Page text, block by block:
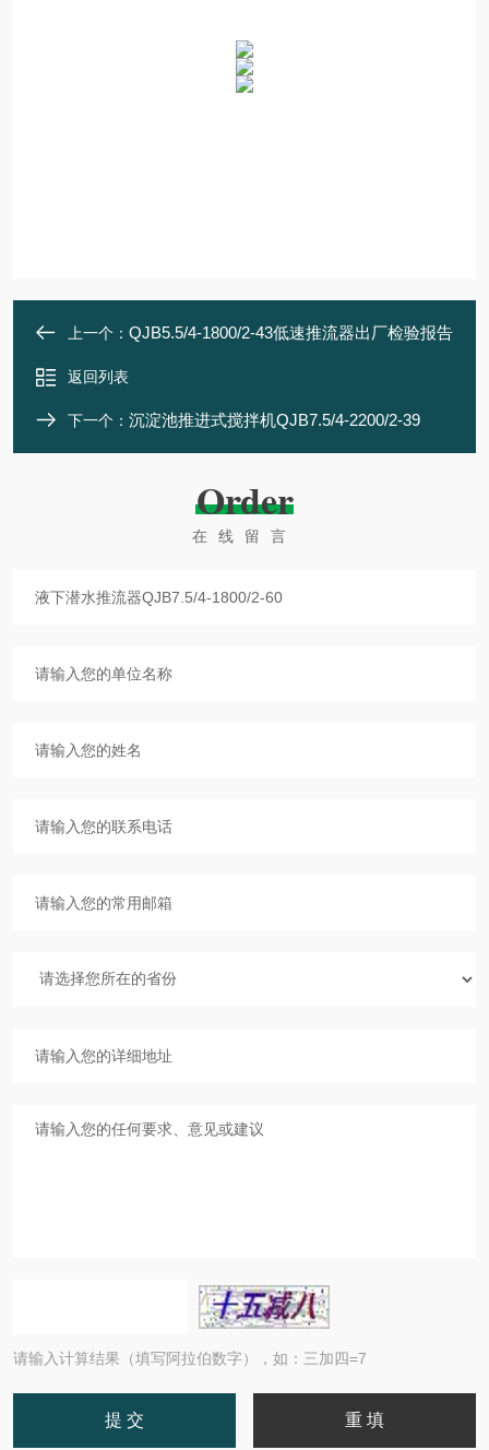
上一个： QJB5.5/4-1800/2-43低速推流器出厂检验报告
返回列表
下一个： 沉淀池推进式搅拌机QJB7.5/4-2200/2-39
Order
在线留言
请输入计算结果（填写阿拉伯数字），如：三加四=7